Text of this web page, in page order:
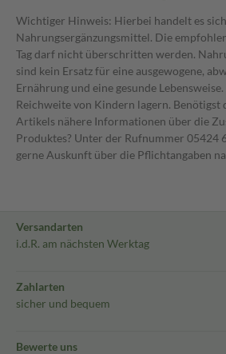
Wichtiger Hinweis: Hierbei handelt es
Nahrungsergänzungsmittel. Die
Tag darf nicht überschritten werden.
sind kein Ersatz für eine ausgewogene,
Ernährung und eine gesunde
Reichweite von Kindern lagern. Benötigst
Artikels nähere Informationen über die
Produktes? Unter der Rufnummer 05424
gerne Auskunft über die Pflichtangaben
Versandarten
i.d.R. am nächsten Werktag
Zahlarten
sicher und bequem
Bewerte uns